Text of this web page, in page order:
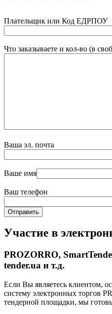
Плательщик или Код ЕДРПОУ
Что заказываете и кол-во (в
Ваша эл. почта
Ваше имя
Ваш телефон
Участие в
PROZORRO,
tender.ua и т.д.
Если Вы являетесь клиентом,
систему электронных торгов
тендерной площадки, мы